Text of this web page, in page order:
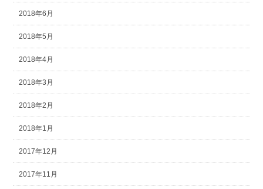
2018年6月
2018年5月
2018年4月
2018年3月
2018年2月
2018年1月
2017年12月
2017年11月